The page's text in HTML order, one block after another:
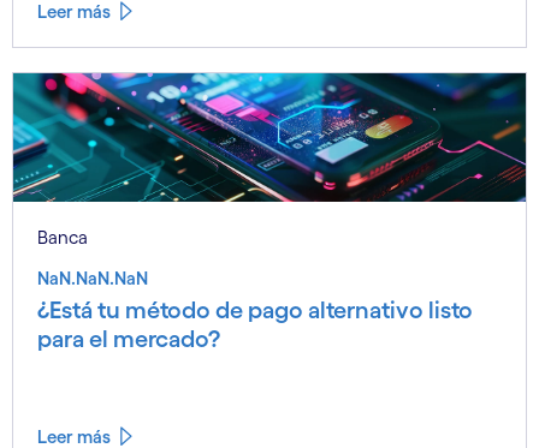
Leer más
Banca
NaN.NaN.NaN
¿Está tu método de pago alternativo listo
para el mercado?
Leer más